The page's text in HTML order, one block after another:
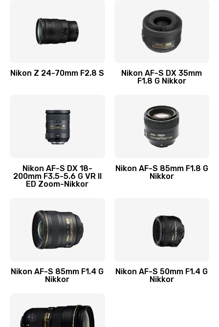
Nikon Z 24-70mm F2.8 S
Nikon AF-S DX 35mm
F1.8 G Nikkor
Nikon AF-S DX 18-
200mm F3.5-5.6 G VR II
ED Zoom-Nikkor
Nikon AF-S 85mm F1.8 G
Nikkor
Nikon AF-S 85mm F1.4 G
Nikkor
Nikon AF-S 50mm F1.4 G
Nikkor